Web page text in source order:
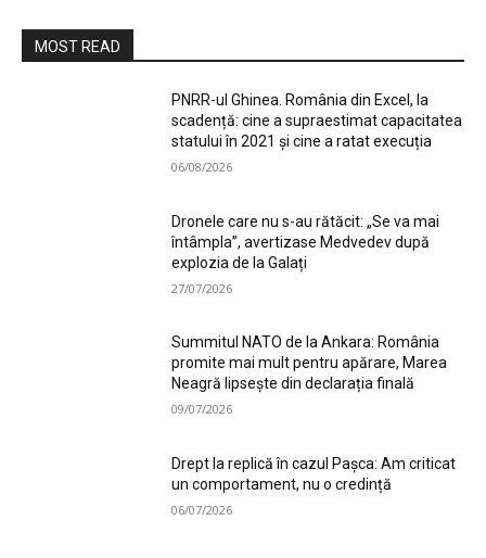
MOST READ
PNRR-ul Ghinea. România din Excel, la
scadență: cine a supraestimat capacitatea
statului în 2021 și cine a ratat execuția
06/08/2026
Dronele care nu s-au rătăcit: „Se va mai
întâmpla”, avertizase Medvedev după
explozia de la Galați
27/07/2026
Summitul NATO de la Ankara: România
promite mai mult pentru apărare, Marea
Neagră lipsește din declarația finală
09/07/2026
Drept la replică în cazul Pașca: Am criticat
un comportament, nu o credință
06/07/2026